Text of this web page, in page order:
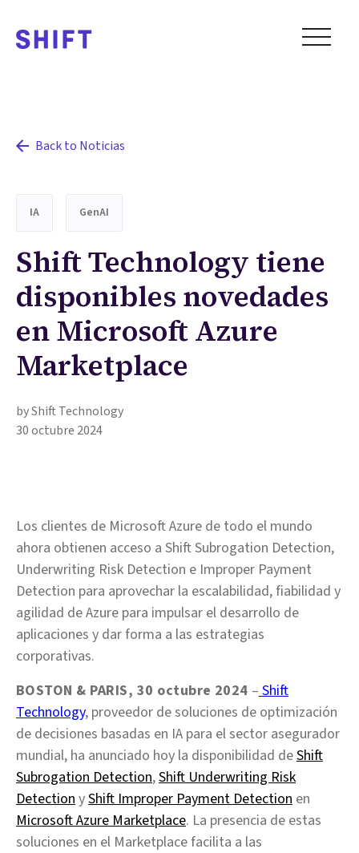
Back to Noticias
IA GenAI
Shift Technology tiene
disponibles novedades
en Microsoft Azure
Marketplace
by Shift Technology
30 octubre 2024
Los clientes de Microsoft Azure de todo el mundo
ahora obtienen acceso a Shift Subrogation Detection,
Underwriting Risk Detection e Improper Payment
Detection para aprovechar la escalabilidad, fiabilidad y
agilidad de Azure para impulsar el desarrollo de
aplicaciones y dar forma a las estrategias
corporativas.
BOSTON & PARIS, 30 octubre 2024 –Shift
Technology, proveedor de soluciones de optimización
de decisiones basadas en IA para el sector asegurador
mundial, ha anunciado hoy la disponibilidad deShift
Subrogation Detection,Shift Underwriting Risk
DetectionyShift Improper Payment Detection en
Microsoft Azure Marketplace. La presencia de estas
soluciones en el Marketplace facilita a las